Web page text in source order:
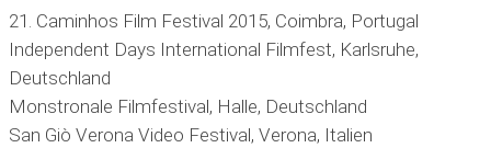
21. Caminhos Film Festival 2015, Coimbra, Portugal
Independent Days International Filmfest, Karlsruhe,
Deutschland
Monstronale Filmfestival, Halle, Deutschland
San Giò Verona Video Festival, Verona, Italien